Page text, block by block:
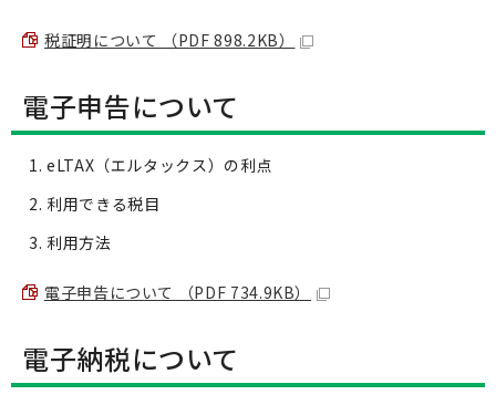
税証明について （PDF 898.2KB）
電子申告について
eLTAX（エルタックス）の利点
利用できる税目
利用方法
電子申告について （PDF 734.9KB）
電子納税について